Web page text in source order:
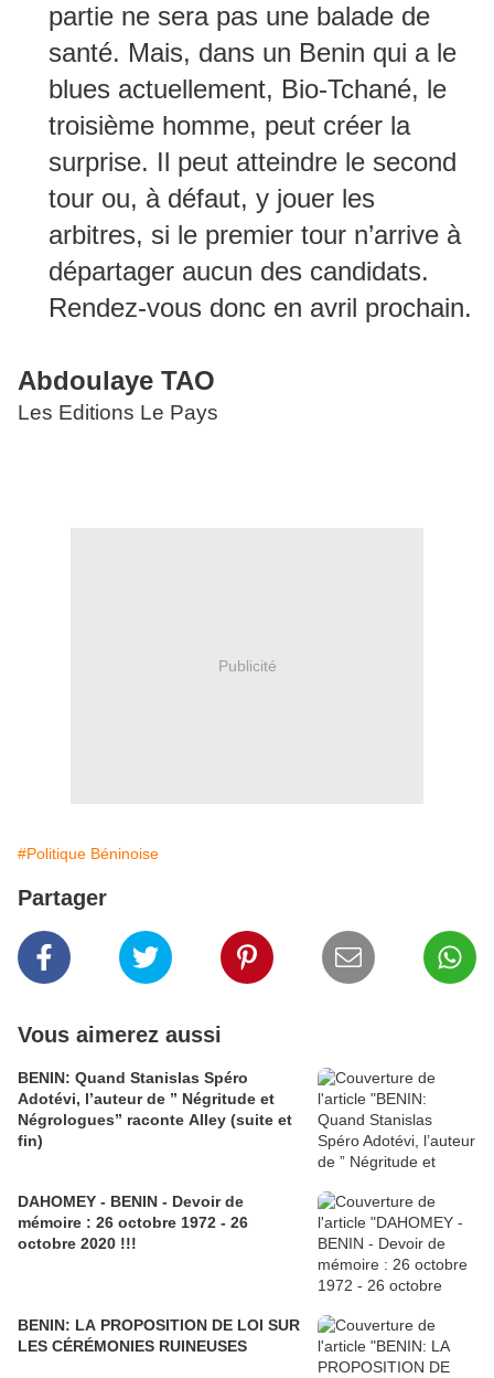
partie ne sera pas une balade de
santé. Mais, dans un Benin qui a le
blues actuellement, Bio-Tchané, le
troisième homme, peut créer la
surprise. Il peut atteindre le second
tour ou, à défaut, y jouer les
arbitres, si le premier tour n’arrive à
départager aucun des candidats.
Rendez-vous donc en avril prochain.
Abdoulaye TAO
Les Editions Le Pays
Publicité
#Politique Béninoise
Partager
Vous aimerez aussi
BENIN: Quand Stanislas Spéro
Adotévi, l’auteur de ” Négritude et
Négrologues” raconte Alley (suite et
fin)
DAHOMEY - BENIN - Devoir de
mémoire : 26 octobre 1972 - 26
octobre 2020 !!!
BENIN: LA PROPOSITION DE LOI SUR
LES CÉRÉMONIES RUINEUSES